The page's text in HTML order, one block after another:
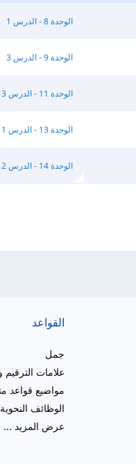
الوحدة 8 - الدرس 1
الوحدة 9 - الدرس 3
الوحدة 11 - الدرس 3
الوحدة 13 - الدرس 1
الوحدة 14 - الدرس 2
القواعد
جمل
الوظائف النحوية
عرض المزيد ...